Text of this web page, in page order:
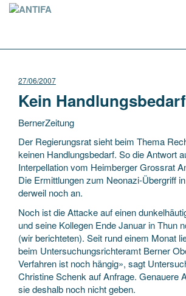
27/06/2007
Kein Handlungsbedarf
BernerZeitung
Der Regierungsrat sieht beim Thema
keinen Handlungsbedarf. So die Antwort
Interpellation vom Heimberger Grossrat
Die Ermittlungen zum Neonazi-Übergriff
derweil noch an.
Noch ist die Attacke aufeinen
und seine Kollegen Ende Januar in Thun
(wir berichteten). Seit rund einem Monat
beim Untersuchungsrichteramt Berner
Verfahren ist noch hängig», sagt
Christine Schenk auf Anfrage. Genauere
sie deshalb noch nicht geben.